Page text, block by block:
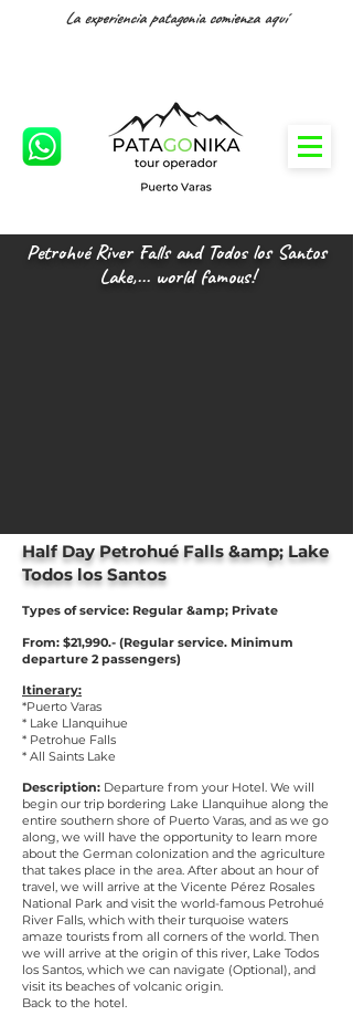
La experiencia patagonia comienza aquí
Petrohué River Falls and Todos los Santos
Lake,... world famous!
Half Day Petrohué Falls &amp; Lake
Todos los Santos
Types of service: Regular &amp; Private
From: $21,990.- (Regular service. Minimum
departure 2 passengers)
Itinerary:
*Puerto Varas
* Lake Llanquihue
* Petrohue Falls
* All Saints Lake
Description: Departure from your Hotel. We will
begin our trip bordering Lake Llanquihue along the
entire southern shore of Puerto Varas, and as we go
along, we will have the opportunity to learn more
about the German colonization and the agriculture
that takes place in the area. After about an hour of
travel, we will arrive at the Vicente Pérez Rosales
National Park and visit the world-famous Petrohué
River Falls, which with their turquoise waters
amaze tourists from all corners of the world. Then
we will arrive at the origin of this river, Lake Todos
los Santos, which we can navigate (Optional), and
visit its beaches of volcanic origin.
Back to the hotel.